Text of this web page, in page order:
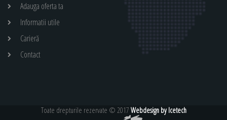
Adauga oferta ta
Informatii utile
Carieră
Contact
Toate drepturile rezervate © 2017 Webdesign by Icetech